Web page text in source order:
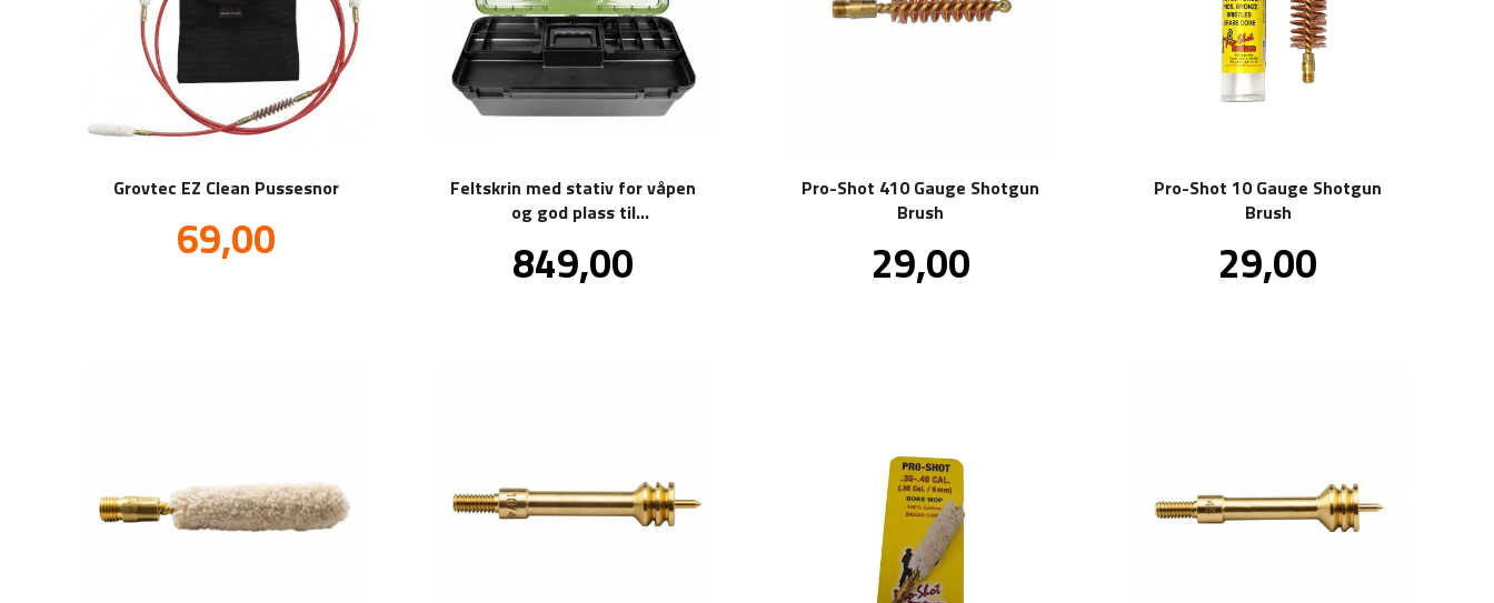
Grovtec EZ Clean Pussesnor
Tilbud
69,00mva.
Feltskrin med stativ for våpen
og god plass til
Pris
849,00
Pro-Shot 410 Gauge Shotgun
Brush
Pris
29,00mva.
Pro-Shot 10 Gauge Shotgun
Brush
Pris
29,00